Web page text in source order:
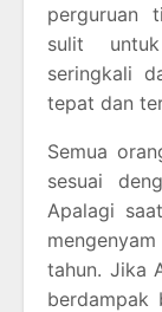
perguruan
sulit
seringkali
tepat dan
Semua
sesuai
Apalagi
tahun. Jika
berdampak